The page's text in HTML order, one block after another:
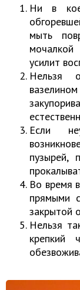
Ни в
мыть
усилит
Нельзя
Если
пузырей,
Во время
прямыми
закрытой
Нельзя
крепкий